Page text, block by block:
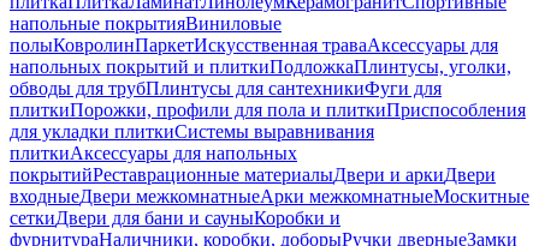
напольные покрытияВиниловые
полыКовролинПаркетИскусственная траваАксессуары для
напольных покрытий и плиткиПодложкаПлинтусы, уголки,
обводы для трубПлинтусы для сантехникиФуги для
плиткиПорожки, профили для пола и плиткиПриспособления
для укладки плиткиСистемы выравнивания
плиткиАксессуары для напольных
покрытийРеставрационные материалыДвери и аркиДвери
входныеДвери межкомнатныеАрки межкомнатныеМоскитные
сеткиДвери для бани и сауныКоробки и
фурнитураНаличники, коробки, доборыРучки дверныеЗамки